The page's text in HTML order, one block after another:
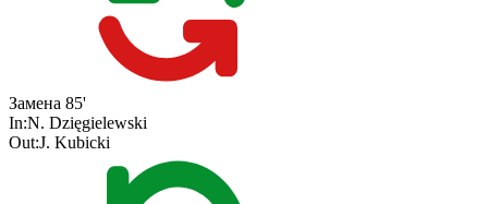
Замена 85'
In:N. Dzięgielewski
Out:J. Kubicki